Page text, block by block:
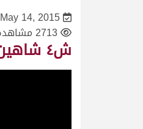
May 14, 2015
2713 مشاهدة
ش٤ شاهين ملك_احمد بن علي ابو نواس_سباق المونديال- حقايق قعدان_41_ت6:24:16 ت(20/1/2011)